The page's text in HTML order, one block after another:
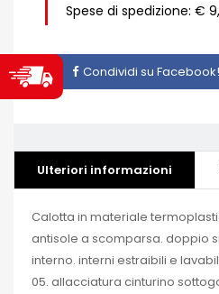
Spese di spedizione: €
Condividi su Facebook!
Ulteriori informazioni
Calotta in materiale
antisole a scomparsa. doppio
interno. interni estraibili e
05. allacciatura cinturino